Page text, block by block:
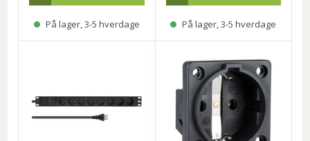
På lager, 3-5 hverdage På lager, 3-5 hverdage